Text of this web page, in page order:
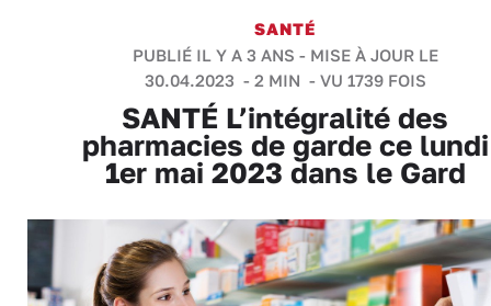
SANTÉ
PUBLIÉ IL Y A 3 ANS - MISE À JOUR LE
30.04.2023 - 2 MIN - VU 1739 FOIS
SANTÉ L’intégralité des
pharmacies de garde ce lundi
1er mai 2023 dans le Gard